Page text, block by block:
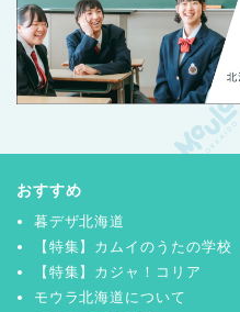
おすすめ
暮デザ北海道
【特集】カムイのうたの学校
【特集】カジャ！コリア
モウラ北海道について